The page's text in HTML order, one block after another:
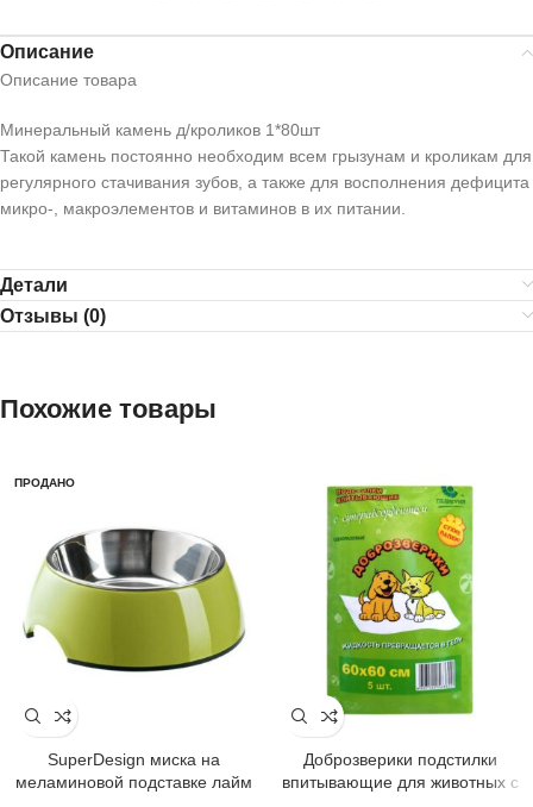
Описание
Описание товара
Минеральный камень д/кроликов 1*80шт
Такой камень постоянно необходим всем грызунам и кроликам для
регулярного стачивания зубов, а также для восполнения дефицита
микро-, макроэлементов и витаминов в их питании.
Детали
Отзывы (0)
Похожие товары
ПРОДАНО
SuperDesign миска на
меламиновой подставке лайм
Доброзверики подстилки
впитывающие для животных с